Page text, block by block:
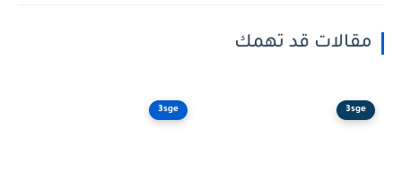
مقالات قد تهمك
3sge
3sge